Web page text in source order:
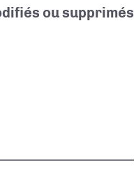
ou supprimés